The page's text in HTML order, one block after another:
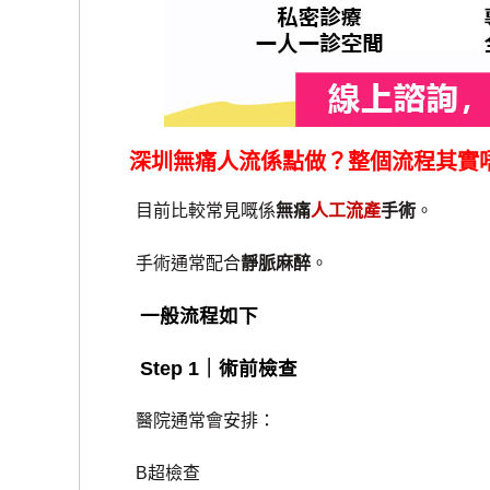
深圳無痛人流係點做？整個流程其實
目前比較常見嘅係無痛人工流產手術 。
手術通常配合靜脈麻醉 。
一般流程如下
Step 1｜術前檢查
醫院通常會安排：
B超檢查